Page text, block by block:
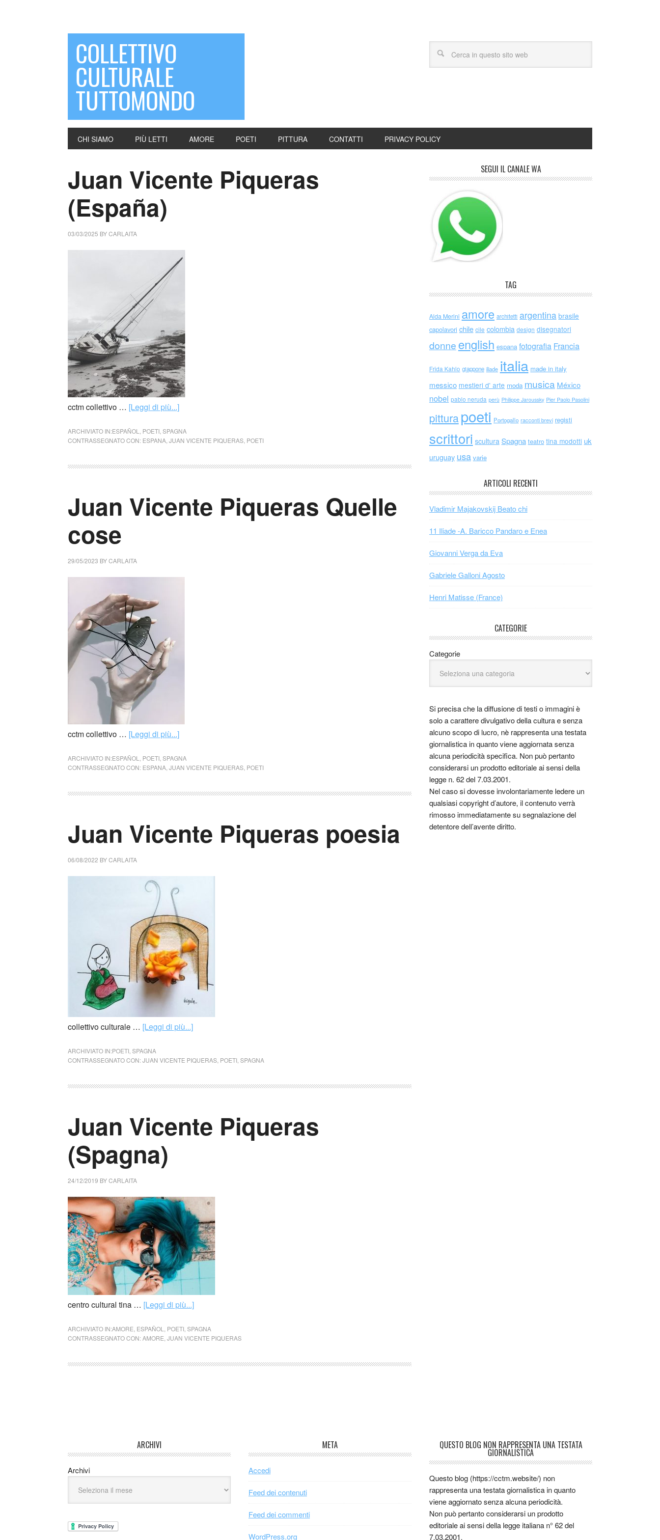
COLLETTIVO
CULTURALE
TUTTOMONDO
CHI SIAMO PIÙ LETTI AMORE POETI PITTURA CONTATTI PRIVACY POLICY
Juan Vicente Piqueras
(España)
03/03/2025 BYCARLAITA
cctm collettivo … [Leggi di più...]
ARCHIVIATO IN:ESPAÑOL POETI SPAGNA
CONTRASSEGNATO CON: ESPANA JUAN VICENTE PIQUERAS POETI
Juan Vicente Piqueras Quelle
cose
29/05/2023 BYCARLAITA
cctm collettivo … [Leggi di più...]
ARCHIVIATO IN:ESPAÑOL POETI SPAGNA
CONTRASSEGNATO CON: ESPANA JUAN VICENTE PIQUERAS POETI
Juan Vicente Piqueras poesia
06/08/2022 BYCARLAITA
collettivo culturale … [Leggi di più...]
ARCHIVIATO IN:POETI SPAGNA
CONTRASSEGNATO CON:JUAN VICENTE PIQUERAS POETI SPAGNA
Juan Vicente Piqueras
(Spagna)
24/12/2019 BYCARLAITA
centro cultural tina … [Leggi di più...]
ARCHIVIATO IN:AMORE ESPAÑOL POETI SPAGNA
CONTRASSEGNATO CON:AMORE JUAN VICENTE PIQUERAS
SEGUI IL CANALE WA
TAG
Alda Merini amore architetti argentina brasile
capolavori chile cile colombia design disegnatori
donne english espana fotografia Francia
Frida Kahlo giappone iliade italia made in italy
messico mestieri d' arte moda musica México
nobel pablo neruda perù Philippe Jaroussky Pier Paolo Pasolini
pitturapoeti Portogallo racconti brevi registi
scrittori scultura Spagna teatro tina modotti uk
uruguay usa varie
ARTICOLI RECENTI
Vladimir Majakovskij Beato chi
11 Iliade -A. Baricco Pandaro e Enea
Giovanni Verga da Eva
Gabriele Galloni Agosto
Henri Matisse (France)
CATEGORIE
Categorie
Si precisa che la diffusione di testi o immagini è
solo a carattere divulgativo della cultura e senza
alcuno scopo di lucro, nè rappresenta una testata
giornalistica in quanto viene aggiornata senza
alcuna periodicità specifica. Non può pertanto
considerarsi un prodotto editoriale ai sensi della
legge n. 62 del 7.03.2001.
Nel caso si dovesse involontariamente ledere un
qualsiasi copyright d’autore, il contenuto verrà
rimosso immediatamente su segnalazione del
detentore dell’avente diritto.
ARCHIVI
Archivi
META
Accedi
Feed dei contenuti
Feed dei commenti
WordPress.org
QUESTO BLOG NON RAPPRESENTA UNA TESTATA
GIORNALISTICA
Questo blog (https://cctm.website/) non
rappresenta una testata giornalistica in quanto
viene aggiornato senza alcuna periodicità.
Non può pertanto considerarsi un prodotto
editoriale ai sensi della legge italiana n° 62 del
7.03.2001.